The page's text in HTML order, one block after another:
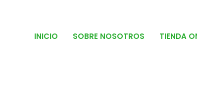
INICIO SOBRE NOSOTROS TIENDA